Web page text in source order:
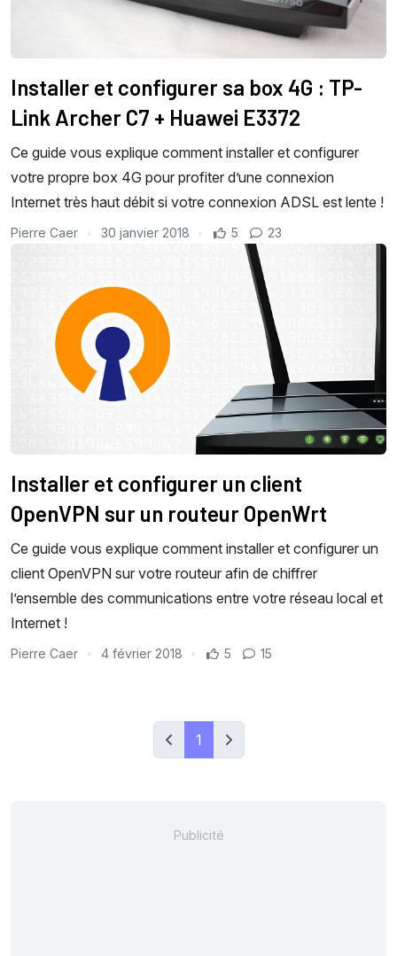
Installer et configurer sa box 4G : TP-
Link Archer C7 + Huawei E3372
Ce guide vous explique comment installer et configurer
votre propre box 4G pour profiter d’une connexion
Internet très haut débit si votre connexion ADSL est lente !
Pierre Caer 30 janvier 2018 5 23
Installer et configurer un client
OpenVPN sur un routeur OpenWrt
Ce guide vous explique comment installer et configurer un
client OpenVPN sur votre routeur afin de chiffrer
l’ensemble des communications entre votre réseau local et
Internet !
Pierre Caer 4 février 2018 5 15
1